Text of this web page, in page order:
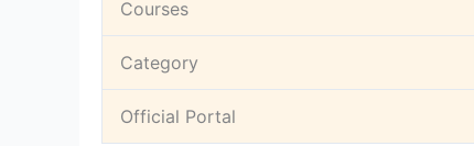
Courses
Category
Official Portal